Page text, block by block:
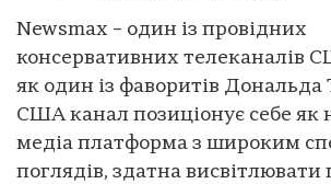
Newsmax – один із провідних
консервативних телеканалів
як один із фаворитів Дональда
США канал позиціонує себе як
медіа платформа з широким
поглядів, здатна висвітлювати